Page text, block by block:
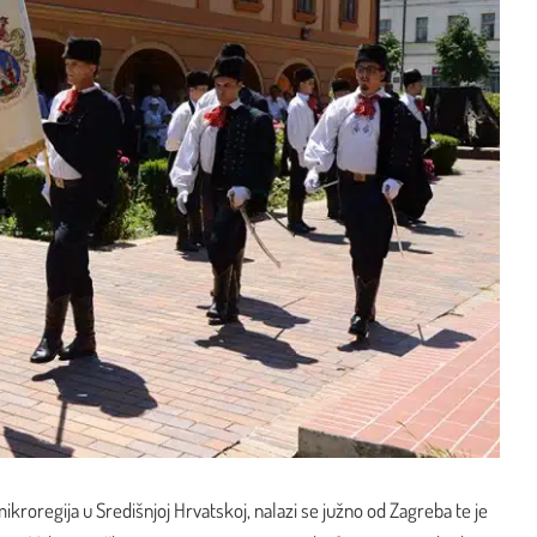
u Središnjoj Hrvatskoj, nalazi se južno od Zagreba te je